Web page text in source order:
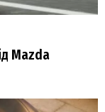
Mazda